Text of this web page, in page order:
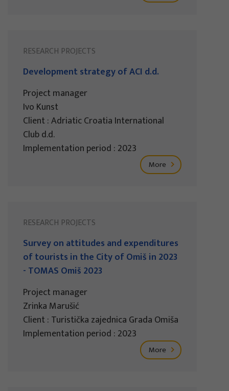
RESEARCH PROJECTS
Development strategy of ACI d.d.
Project manager
Ivo Kunst
Client : Adriatic Croatia International
Club d.d.
Implementation period : 2023
More
RESEARCH PROJECTS
Survey on attitudes and expenditures
of tourists in the City of Omiš in 2023
- TOMAS Omiš 2023
Project manager
Zrinka Marušić
Client : Turistička zajednica Grada Omiša
Implementation period : 2023
More